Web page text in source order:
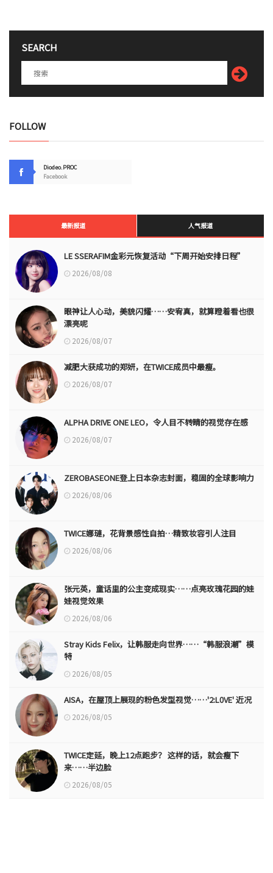
SEARCH
FOLLOW
Diodeo.PROC
Facebook
最新报道 人气报道
LE SSERAFIM金彩元恢复活动“下周开始安排日程”
2026/08/08
眼神让人心动，美貌闪耀……安宥真，就算瞪着看也很
漂亮呢
2026/08/07
减肥大获成功的郑妍，在TWICE成员中最瘦。
2026/08/07
ALPHA DRIVE ONE LEO，令人目不转睛的视觉存在感
2026/08/07
ZEROBASEONE登上日本杂志封面，稳固的全球影响力
2026/08/06
TWICE娜璉，花背景感性自拍…精致妆容引人注目
2026/08/06
张元英，童话里的公主变成现实……点亮玫瑰花园的娃
娃视觉效果
2026/08/06
Stray Kids Felix，让韩服走向世界……“韩服浪潮”模
特
2026/08/05
AISA，在屋顶上展现的粉色发型视觉……'2:L0VE' 近况
2026/08/05
TWICE定延，晚上12点跑步？ 这样的话，就会瘦下
来……半边脸
2026/08/05